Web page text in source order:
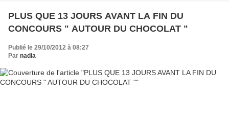
PLUS QUE 13 JOURS AVANT LA FIN DU
CONCOURS " AUTOUR DU CHOCOLAT "
Publié le 29/10/2012 à 08:27
Par nadia